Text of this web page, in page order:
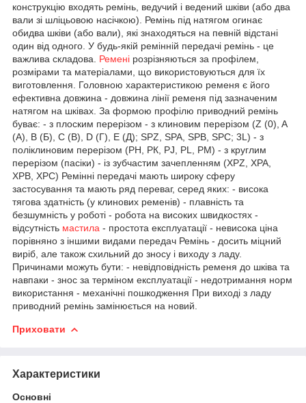
конструкцію входять ремінь, ведучий і ведений шківи (або два
вали зі шліцьовою насічкою). Ремінь під натягом огинає
обидва шківи (або вали), які знаходяться на певній відстані
один від одного. У будь-якій ремінній передачі ремінь - це
важлива складова. Ремені розрізняються за профілем,
розмірами та матеріалами, що використовуються для їх
виготовлення. Головною характеристикою ременя є його
ефективна довжина - довжина лінії ременя під зазначеним
натягом на шківах. За формою профілю приводний ремінь
буває: - з плоским перерізом - з клиновим перерізом (Z (0), A
(А), B (Б), C (В), D (Г), E (Д); SPZ, SPA, SPB, SPC; 3L) - з
поліклиновим перерізом (РН, РК, PJ, PL, РМ) - з круглим
перерізом (пасіки) - із зубчастим зачепленням (XPZ, XPA,
XPB, XPC) Ремінні передачі мають широку сферу
застосування та мають ряд переваг, серед яких: - висока
тягова здатність (у клинових ременів) - плавність та
безшумність у роботі - робота на високих швидкостях -
відсутність мастила - простота експлуатації - невисока ціна
порівняно з іншими видами передач Ремінь - досить міцний
виріб, але також схильний до зносу і виходу з ладу.
Причинами можуть бути: - невідповідність ременя до шківа та
навпаки - знос за терміном експлуатації - недотримання норм
використання - механічні пошкодження При виході з ладу
приводний ремінь замінюється на новий.
Приховати
Характеристики
Основні